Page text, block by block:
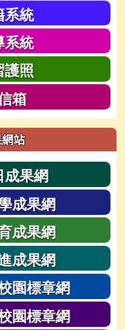
系統
系統
護照
箱
站
果網
成果網
成果網
成果網
園標章網
園標章網